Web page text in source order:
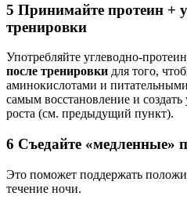
5 Принимайте протеин +
тренировки
Употребляйте углеводно-
после тренировки для того,
аминокислотами и
самым восстановление и
роста (см. предыдущий пункт).
6 Съедайте «медленные»
Это поможет поддержать
течение ночи.